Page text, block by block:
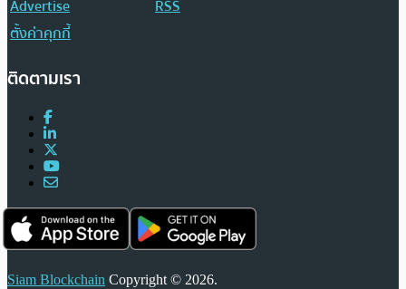
Advertise
RSS
ตั้งค่าคุกกี้
ติดตามเรา
Siam Blockchain Copyright © 2026.